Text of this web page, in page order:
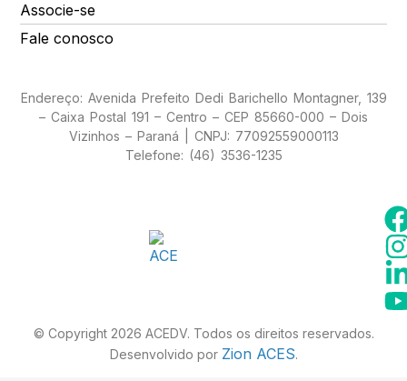
Associe-se
Fale conosco
Endereço: Avenida Prefeito Dedi Barichello Montagner, 139
– Caixa Postal 191 – Centro – CEP 85660-000 – Dois
Vizinhos – Paraná | CNPJ: 77092559000113
Telefone: (46) 3536-1235
© Copyright 2026 ACEDV. Todos os direitos reservados.
Desenvolvido por Zion ACES.